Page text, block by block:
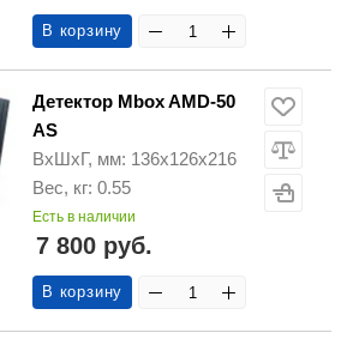
В корзину
Детектор Mbox AMD-50
AS
ВхШхГ, мм: 136х126х216
Вес, кг: 0.55
Есть в наличии
7 800 руб.
В корзину